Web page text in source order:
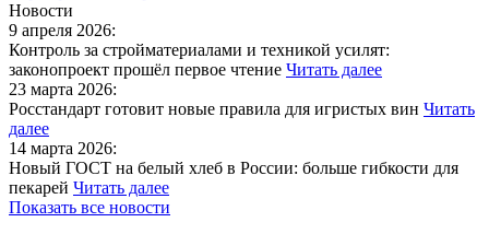
Новости
9 апреля 2026:
Контроль за стройматериалами и техникой усилят:
законопроект прошёл первое чтение Читать далее
23 марта 2026:
Росстандарт готовит новые правила для игристых вин Читать
далее
14 марта 2026:
Новый ГОСТ на белый хлеб в России: больше гибкости для
пекарей Читать далее
Показать все новости